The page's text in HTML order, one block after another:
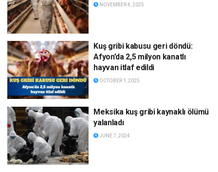
NOVEMBER 4, 2025
Kuş gribi kabusu geri döndü:
Afyon’da 2,5 milyon kanatlı
hayvan itlaf edildi
OCTOBER 1, 2025
Meksika kuş gribi kaynaklı ölümü
yalanladı
JUNE 7, 2024